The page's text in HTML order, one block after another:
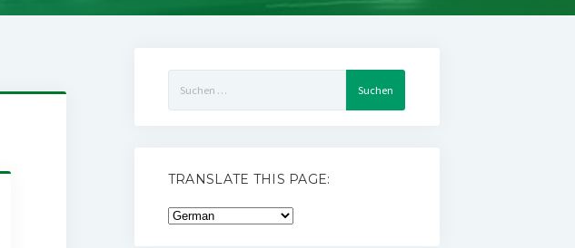
nach:
TRANSLATE THIS PAGE: